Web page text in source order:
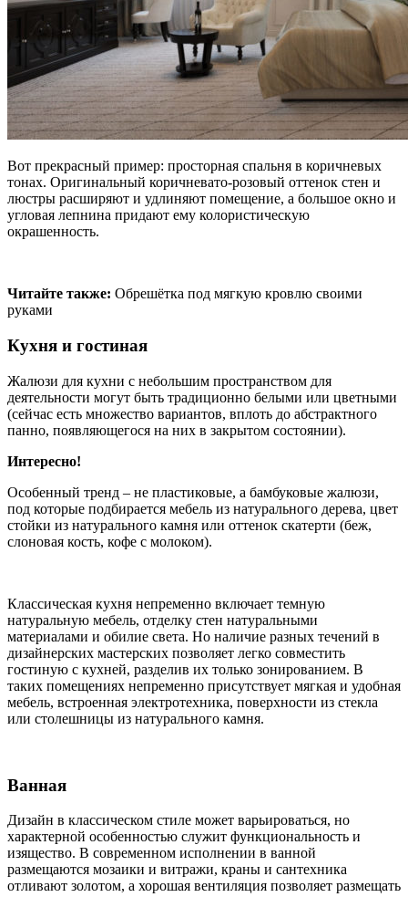
Вот прекрасный пример: просторная спальня в коричневых
тонах. Оригинальный коричневато-розовый оттенок стен и
люстры расширяют и удлиняют помещение, а большое окно и
угловая лепнина придают ему колористическую
окрашенность.
Читайте также: Обрешётка под мягкую кровлю своими
руками
Кухня и гостиная
Жалюзи для кухни с небольшим пространством для
деятельности могут быть традиционно белыми или цветными
(сейчас есть множество вариантов, вплоть до абстрактного
панно, появляющегося на них в закрытом состоянии).
Интересно!
Особенный тренд – не пластиковые, а бамбуковые жалюзи,
под которые подбирается мебель из натурального дерева, цвет
стойки из натурального камня или оттенок скатерти (беж,
слоновая кость, кофе с молоком).
Классическая кухня непременно включает темную
натуральную мебель, отделку стен натуральными
материалами и обилие света. Но наличие разных течений в
дизайнерских мастерских позволяет легко совместить
гостиную с кухней, разделив их только зонированием. В
таких помещениях непременно присутствует мягкая и удобная
мебель, встроенная электротехника, поверхности из стекла
или столешницы из натурального камня.
Ванная
Дизайн в классическом стиле может варьироваться, но
характерной особенностью служит функциональность и
изящество. В современном исполнении в ванной
размещаются мозаики и витражи, краны и сантехника
отливают золотом, а хорошая вентиляция позволяет размещать